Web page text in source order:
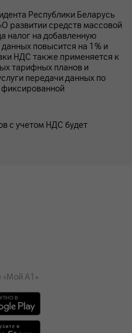
Республики Беларусь
развитии средств массовой
налог на добавленную
повысится на 1% и
НДС также применяется к
тарифных планов и
передачи данных по
с учетом НДС будет
«Мой А1»